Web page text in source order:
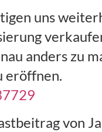
uns
anders zu
eröffnen.
von